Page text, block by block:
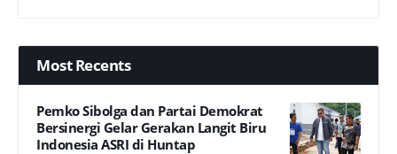
Most Recents
Pemko Sibolga dan Partai Demokrat
Bersinergi Gelar Gerakan Langit Biru
Indonesia ASRI di Huntap